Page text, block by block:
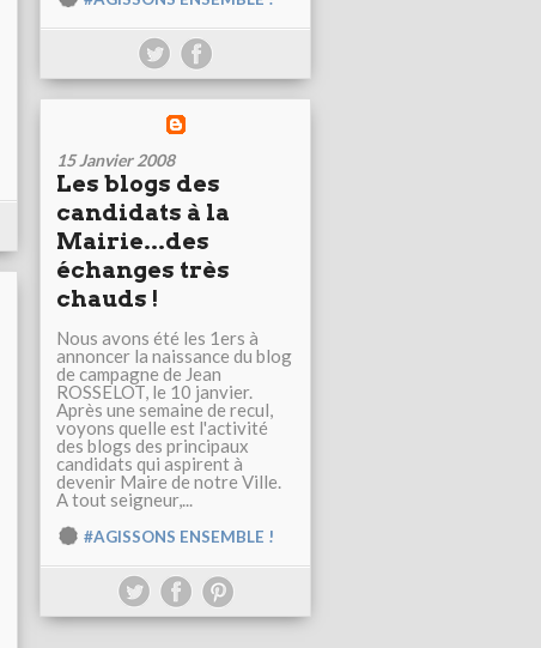
15 Janvier 2008
Les blogs des
candidats à la
Mairie...des
échanges très
chauds !
Nous avons été les 1ers à
annoncer la naissance du blog
de campagne de Jean
ROSSELOT, le 10 janvier.
Après une semaine de recul,
voyons quelle est l'activité
des blogs des principaux
candidats qui aspirent à
devenir Maire de notre Ville.
A tout seigneur,...
#AGISSONS ENSEMBLE !